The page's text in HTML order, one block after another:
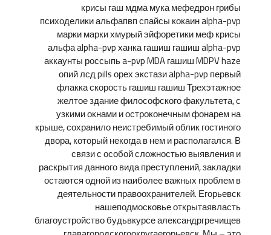
крисы гаш мдма мука мефедрон грибы
психоделики альфапвп спайсы кокаин alpha-pvp
марки марки хмурый эйфоретики меф крисы
альфа alpha-pvp ханка гашиш гашиш alpha-pvp
аккаунты россыпь a-pvp MDA гашиш MDPV haze
опий лсд pills орех экстази alpha-pvp первый
флакка скорость гашиш гашиш Трехэтажное
желтое здание философского факультета, с
узкими окнами и остроконечным фонарем на
крыше, сохранило неистребимый облик гостиного
двора, который некогда в нем и располагался. В
связи с особой сложностью выявления и
раскрытия данного вида преступлений, закладки
остаются одной из наиболее важных проблем в
деятельности правоохранителей. Егорьевск
нашеподмосковье открытаявласть
благоустройство будьвкурсе александргречищев